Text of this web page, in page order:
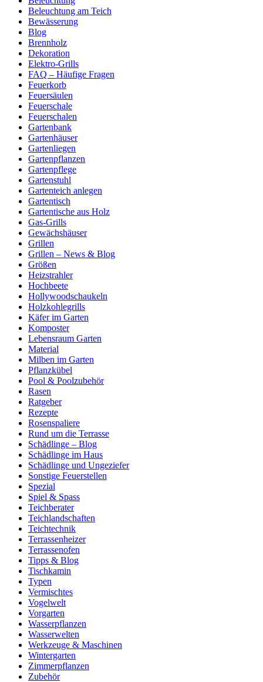
Beleuchtung am Teich
Bewässerung
Blog
Brennholz
Dekoration
Elektro-Grills
FAQ – Häufige Fragen
Feuerkorb
Feuersäulen
Feuerschale
Feuerschalen
Gartenbank
Gartenhäuser
Gartenliegen
Gartenpflanzen
Gartenpflege
Gartenstuhl
Gartenteich anlegen
Gartentisch
Gartentische aus Holz
Gas-Grills
Gewächshäuser
Grillen
Grillen – News & Blog
Größen
Heizstrahler
Hochbeete
Hollywoodschaukeln
Holzkohlegrills
Käfer im Garten
Komposter
Lebensraum Garten
Material
Milben im Garten
Pflanzkübel
Pool & Poolzubehör
Rasen
Ratgeber
Rezepte
Rosenspaliere
Rund um die Terrasse
Schädlinge – Blog
Schädlinge im Haus
Schädlinge und Ungeziefer
Sonstige Feuerstellen
Spezial
Spiel & Spass
Teichberater
Teichlandschaften
Teichtechnik
Terrassenheizer
Terrassenofen
Tipps & Blog
Tischkamin
Typen
Vermischtes
Vogelwelt
Vorgarten
Wasserpflanzen
Wasserwelten
Werkzeuge & Maschinen
Wintergarten
Zimmerpflanzen
Zubehör